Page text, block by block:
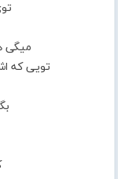
میگی
تویی که